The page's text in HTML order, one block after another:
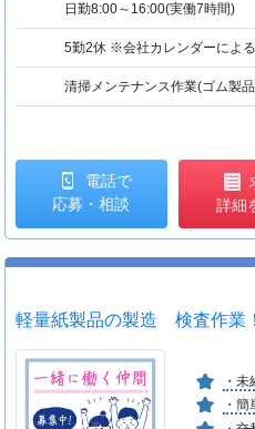
日勤8:00～16:00(実働7時間)
5勤2休 ※会社カレンダーによる
清掃メンテナンス作業(ゴム製
電話で
応募・相談
詳細
軽量紙製品の製造 検査作業！
・